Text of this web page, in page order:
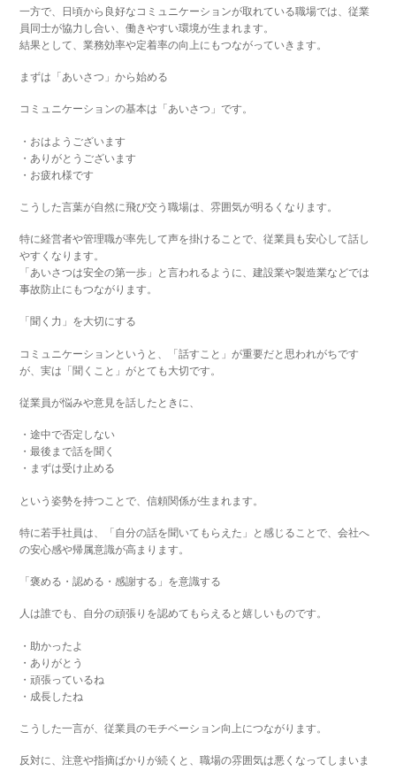
一方で、日頃から良好なコミュニケーションが取れている職場では、従業
員同士が協力し合い、働きやすい環境が生まれます。
結果として、業務効率や定着率の向上にもつながっていきます。
まずは「あいさつ」から始める
コミュニケーションの基本は「あいさつ」です。
・おはようございます
・ありがとうございます
・お疲れ様です
こうした言葉が自然に飛び交う職場は、雰囲気が明るくなります。
特に経営者や管理職が率先して声を掛けることで、従業員も安心して話し
やすくなります。
「あいさつは安全の第一歩」と言われるように、建設業や製造業などでは
事故防止にもつながります。
「聞く力」を大切にする
コミュニケーションというと、「話すこと」が重要だと思われがちです
が、実は「聞くこと」がとても大切です。
従業員が悩みや意見を話したときに、
・途中で否定しない
・最後まで話を聞く
・まずは受け止める
という姿勢を持つことで、信頼関係が生まれます。
特に若手社員は、「自分の話を聞いてもらえた」と感じることで、会社へ
の安心感や帰属意識が高まります。
「褒める・認める・感謝する」を意識する
人は誰でも、自分の頑張りを認めてもらえると嬉しいものです。
・助かったよ
・ありがとう
・頑張っているね
・成長したね
こうした一言が、従業員のモチベーション向上につながります。
反対に、注意や指摘ばかりが続くと、職場の雰囲気は悪くなってしまいま